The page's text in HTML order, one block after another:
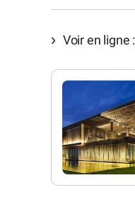
Voir en ligne :